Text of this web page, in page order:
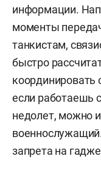
информации.
моменты
танкистам,
быстро
координировать
если работаешь
недолет, можно
запрета на